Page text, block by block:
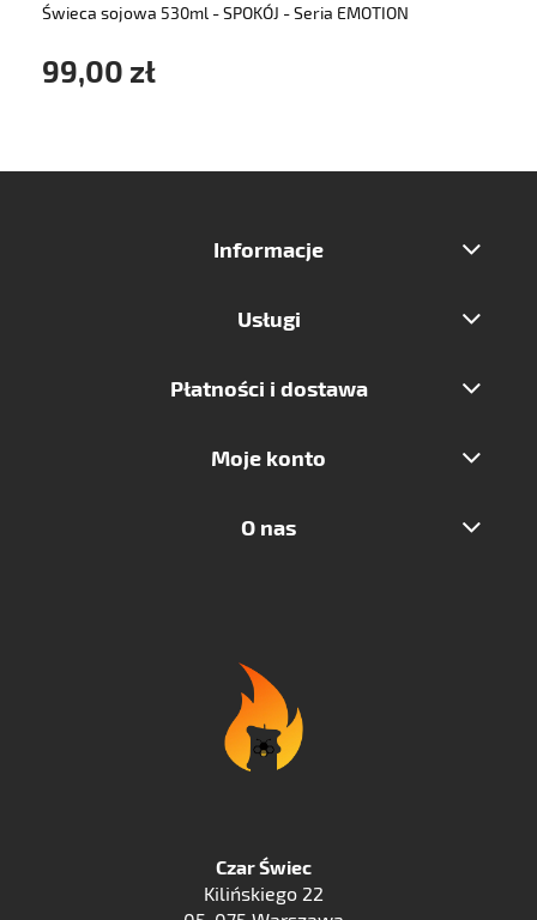
Świeca sojowa 530ml - SPOKÓJ - Seria EMOTION
99,00 zł
Informacje
Usługi
Płatności i dostawa
Moje konto
O nas
Czar Świec
Kilińskiego 22